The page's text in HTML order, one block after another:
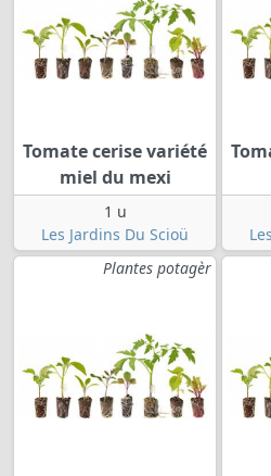
Tomate cerise variété
miel du mexi
1 u
Les Jardins Du Scioü
Plantes potagèr